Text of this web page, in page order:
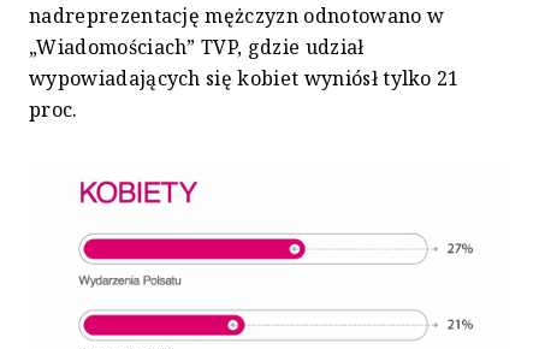
nadreprezentację mężczyzn odnotowano w
„Wiadomościach” TVP, gdzie udział
wypowiadających się kobiet wyniósł tylko 21
proc.